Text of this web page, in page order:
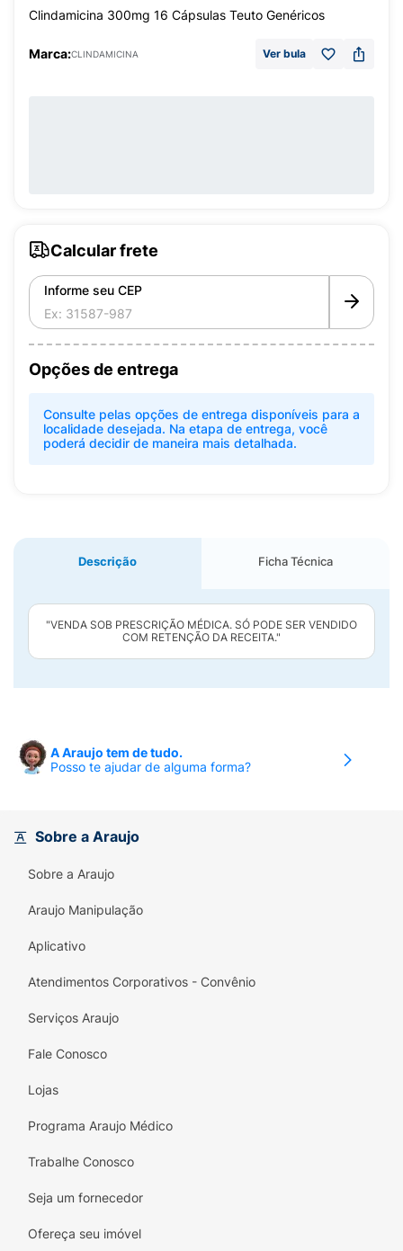
Clindamicina 300mg 16 Cápsulas Teuto Genéricos
Marca:CLINDAMICINA Ver bula
Calcular frete
Informe seu CEP
Opções de entrega
Consulte pelas opções de entrega disponíveis para a
localidade desejada. Na etapa de entrega, você
poderá decidir de maneira mais detalhada.
Descrição Ficha Técnica
"VENDA SOB PRESCRIÇÃO MÉDICA. SÓ PODE SER VENDIDO
COM RETENÇÃO DA RECEITA."
A Araujo tem de tudo.
Posso te ajudar de alguma forma?
Sobre a Araujo
Sobre a Araujo
Araujo Manipulação
Aplicativo
Atendimentos Corporativos - Convênio
Serviços Araujo
Fale Conosco
Lojas
Programa Araujo Médico
Trabalhe Conosco
Seja um fornecedor
Ofereça seu imóvel